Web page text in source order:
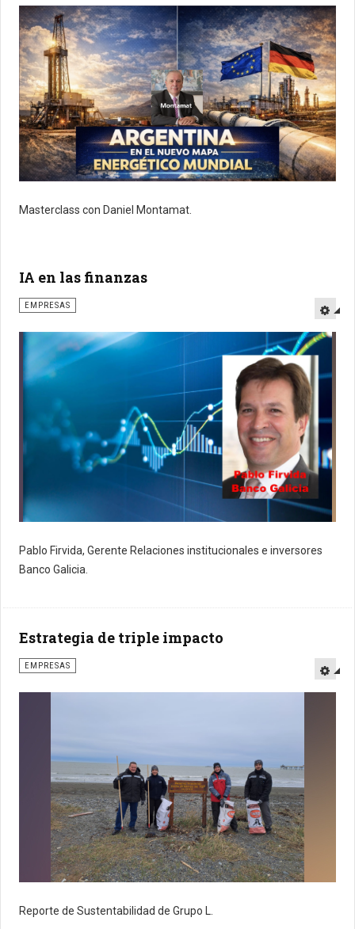
Masterclass con Daniel Montamat.
IA en las finanzas
EMPRESAS
Pablo Firvida, Gerente Relaciones institucionales e inversores
Banco Galicia.
Estrategia de triple impacto
EMPRESAS
Reporte de Sustentabilidad de Grupo L.